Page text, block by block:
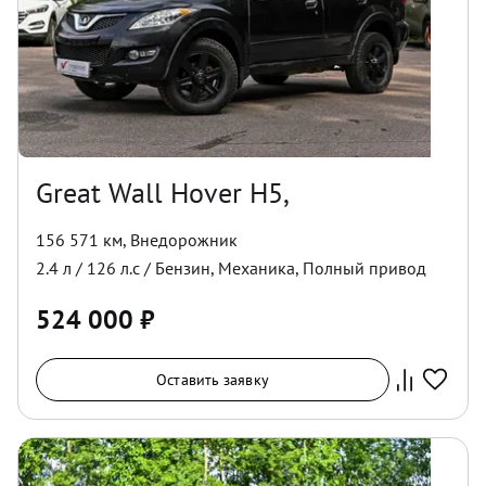
Great Wall Hover H5,
156 571 км, Внедорожник
2.4 л / 126 л.с / Бензин, Механика, Полный привод
524 000 ₽
Оставить заявку